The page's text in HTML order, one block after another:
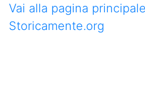
Vai alla pagina
Storicamente.org